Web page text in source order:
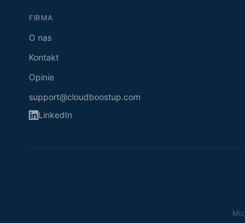
FIRMA
O nas
Kontakt
Opinie
support@cloudboostup.com
LinkedIn